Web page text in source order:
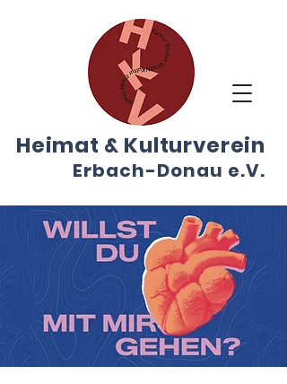
Heimat & Kulturverein
Erbach-Donau e.V.